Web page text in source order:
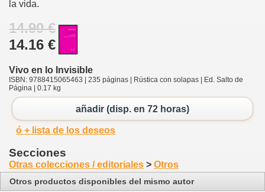
la vida.
14.90 €
14.16 €
Vivo en lo Invisible
ISBN: 9788415065463 | 235 páginas | Rústica con solapas | Ed. Salto de
Página | 0.17 kg
añadir (disp. en 72 horas)
ó + lista de los deseos
Secciones
Otras colecciones / editoriales > Otros
Otros productos disponibles del mismo autor